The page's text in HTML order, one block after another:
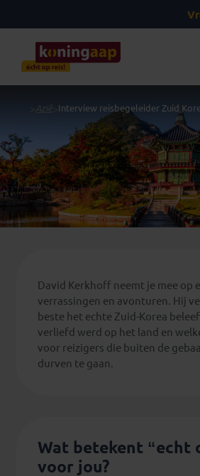
> Azië >Interview reisbegeleider Zuid
David Kerkhoff neemt je mee op
verrassingen en avonturen. Hij
beste het echte Zuid-Korea
verliefd werd op het land en
voor reizigers die buiten de
durven te gaan.
Wat betekent “echt
voor jou?